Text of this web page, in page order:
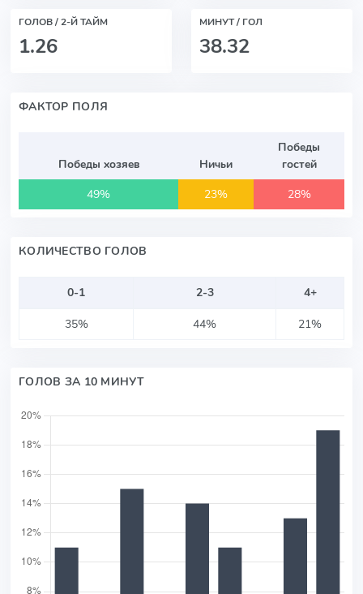
ГОЛОВ / 2-Й ТАЙМ
1.26
МИНУТ / ГОЛ
38.32
ФАКТОР ПОЛЯ
Победы хозяев Ничьи
Победы
гостей
49%
23% 28%
КОЛИЧЕСТВО ГОЛОВ
0-1 2-3
4+
35%
44% 21%
ГОЛОВ ЗА 10 МИНУТ